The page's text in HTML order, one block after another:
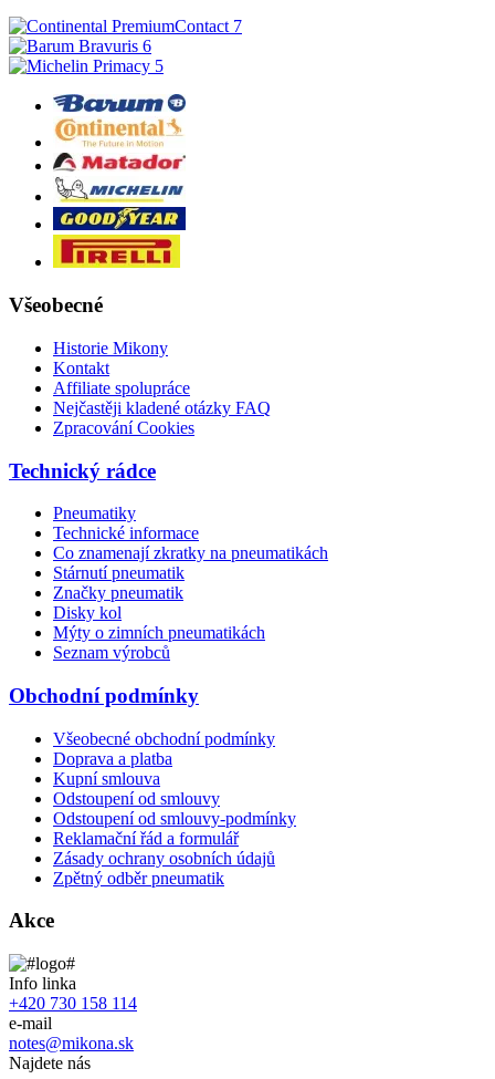
Všeobecné
Historie Mikony
Kontakt
Affiliate spolupráce
Nejčastěji kladené otázky FAQ
Zpracování Cookies
Technický rádce
Pneumatiky
Technické informace
Co znamenají zkratky na pneumatikách
Stárnutí pneumatik
Značky pneumatik
Disky kol
Mýty o zimních pneumatikách
Seznam výrobců
Obchodní podmínky
Všeobecné obchodní podmínky
Doprava a platba
Kupní smlouva
Odstoupení od smlouvy
Odstoupení od smlouvy-podmínky
Reklamační řád a formulář
Zásady ochrany osobních údajů
Zpětný odběr pneumatik
Akce
Info linka
+420 730 158 114
e-mail
notes@mikona.sk
Najdete nás